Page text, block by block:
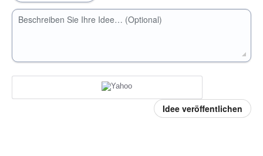
Beschreiben Sie Ihre Idee… (Optional)
Idee veröffentlichen